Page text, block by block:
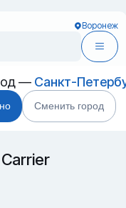
Воронеж
— Санкт-
Сменить город
20